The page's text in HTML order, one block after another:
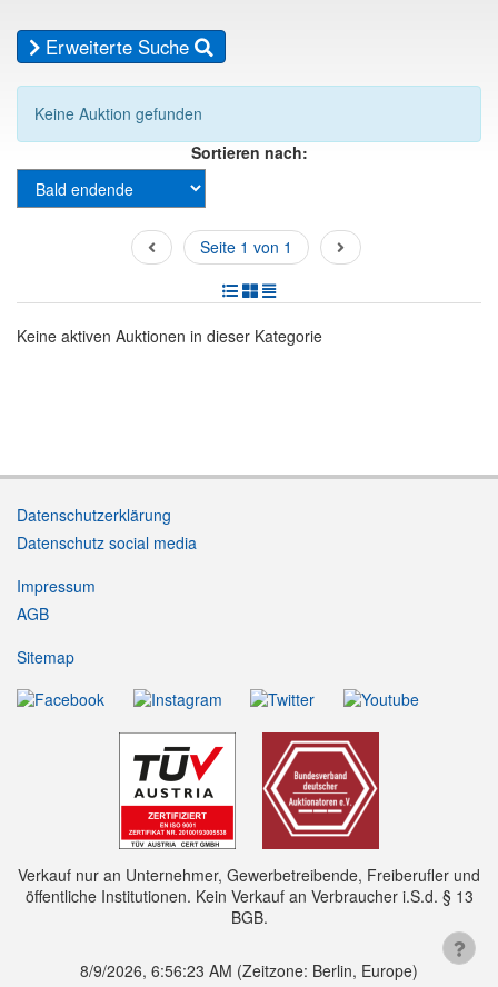
Erweiterte Suche
Keine Auktion gefunden
Sortieren nach:
Seite 1 von 1
Keine aktiven Auktionen in dieser Kategorie
Datenschutzerklärung
Datenschutz social media
Impressum
AGB
Sitemap
Verkauf nur an Unternehmer, Gewerbetreibende, Freiberufler und
öffentliche Institutionen. Kein Verkauf an Verbraucher i.S.d. § 13
BGB.
8/9/2026, 6:56:23 AM (Zeitzone: Berlin, Europe)